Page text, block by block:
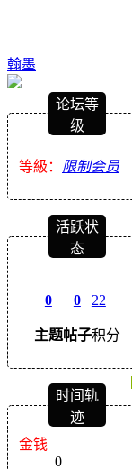
翰墨
论坛等
级
等級： 限制会员
活跃状
态
0
主题
0
帖子
22
积分
时间轨
迹
金钱
0